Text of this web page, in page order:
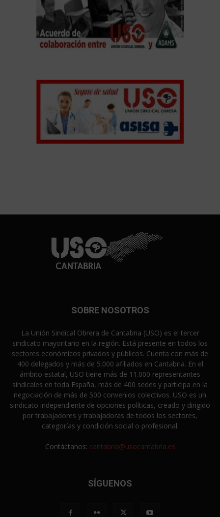
SOBRE NOSOTROS
La Unión Sindical Obrera de Cantabria (USO) es el tercer
sindicato mayoritario en la región. Está presente en todos los
sectores económicos privados y públicos. Cuenta con más de
400 delegados y más de 5.000 afiliados en Cantabria. En el
ámbito estatal, USO tiene más de 11.000 representantes
sindicales en toda España, más de 400 sedes y participa en la
negociación de más de 500 convenios colectivos. USO es un
sindicato independiente de opciones políticas, creado y dirigido
por trabajadores y trabajadoras de todos los sectores,
categorías y condición social o profesional.
Contáctanos: cantabria@usocantabria.es
SÍGUENOS